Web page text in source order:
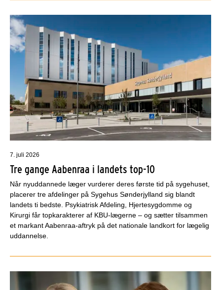
7. juli 2026
Tre gange Aabenraa i landets top-10
Når nyuddannede læger vurderer deres første tid på sygehuset,
placerer tre afdelinger på Sygehus Sønderjylland sig blandt
landets ti bedste. Psykiatrisk Afdeling, Hjertesygdomme og
Kirurgi får topkarakterer af KBU-lægerne – og sætter tilsammen
et markant Aabenraa-aftryk på det nationale landkort for lægelig
uddannelse.